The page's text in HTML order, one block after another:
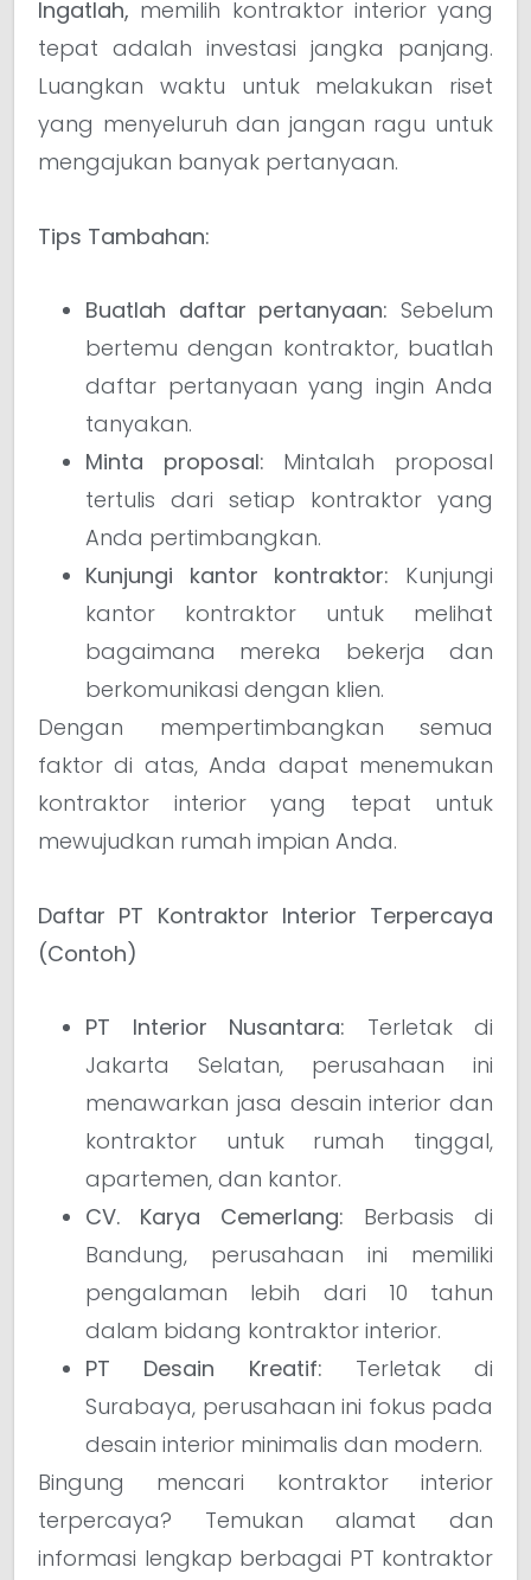
Ingatlah, memilih kontraktor interior yang
tepat adalah investasi jangka panjang.
Luangkan waktu untuk melakukan riset
yang menyeluruh dan jangan ragu untuk
mengajukan banyak pertanyaan.
Tips Tambahan:
Buatlah daftar pertanyaan: Sebelum
bertemu dengan kontraktor, buatlah
daftar pertanyaan yang ingin Anda
tanyakan.
Minta proposal: Mintalah proposal
tertulis dari setiap kontraktor yang
Anda pertimbangkan.
Kunjungi kantor kontraktor: Kunjungi
kantor kontraktor untuk melihat
bagaimana mereka bekerja dan
berkomunikasi dengan klien.
Dengan mempertimbangkan semua
faktor di atas, Anda dapat menemukan
kontraktor interior yang tepat untuk
mewujudkan rumah impian Anda.
Daftar PT Kontraktor Interior Terpercaya
(Contoh)
PT Interior Nusantara: Terletak di
Jakarta Selatan, perusahaan ini
menawarkan jasa desain interior dan
kontraktor untuk rumah tinggal,
apartemen, dan kantor.
CV. Karya Cemerlang: Berbasis di
Bandung, perusahaan ini memiliki
pengalaman lebih dari 10 tahun
dalam bidang kontraktor interior.
PT Desain Kreatif: Terletak di
Surabaya, perusahaan ini fokus pada
desain interior minimalis dan modern.
Bingung mencari kontraktor interior
terpercaya? Temukan alamat dan
informasi lengkap berbagai PT kontraktor